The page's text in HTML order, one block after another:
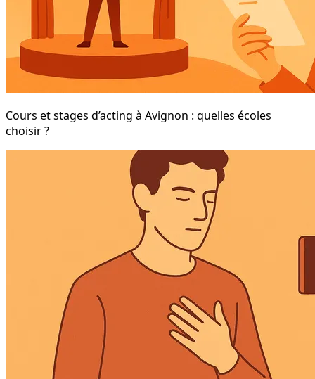
Cours et stages d’acting à Avignon : quelles écoles
choisir ?